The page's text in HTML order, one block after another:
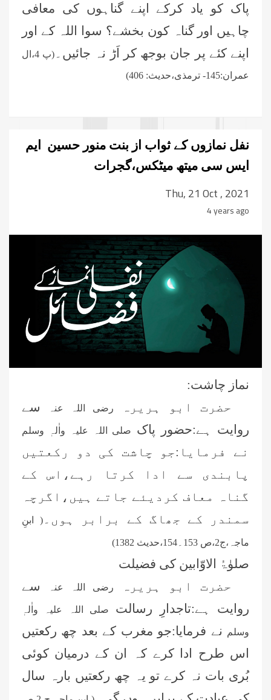
پاک کو یاد کرکے اپنے گناہوں کی معافی
چاہیں اور گناہ کون بخشے؟ سوا اللہ کے اور
اپنے کئے پر جان بوجھ کر اَڑ نہ جائیں۔
(پ 4،ال
عمران:145- ترمذی،حدیث: 406
)
نفل نمازوں کے ثواب از بنت منور حسین
ایم
ایس سی میتھ میٹکس،گجرات
Thu, 21 Oct , 2021
4 years ago
نماز چاشت:
حضرت ابو ہریرہ
رضی اللہ عنہ
سے
روایت ہے:حضور پاک
صلی اللہ علیہ واٰلہٖ وسلم
نے فرمایا:جو چاشت کی دو رکعتیں
پابندی سے ادا کرتا رہے،اس کے
گناہ معاف کردیئے جاتے ہیں،اگرچہ
سمندر کے جھاگ کے برابر ہوں۔( ابنِ
ماجہ،ج2،ص 153۔154،حدیث 1382)
صلوٰۃُ الاوّابین کی فضیلت
حضرت ابو ہریرہ
رضی اللہ عنہ
سے
روایت ہے:تاجدارِ رسالت
صلی اللہ علیہ واٰلہٖ
وسلم
نے فرمایا:جو مغرب کے بعد چھ رکعتیں
اس طرح ادا کرے کہ ان کے درمیان کوئی
بُری بات نہ کرے تو یہ چھ رکعتیں بارہ سال